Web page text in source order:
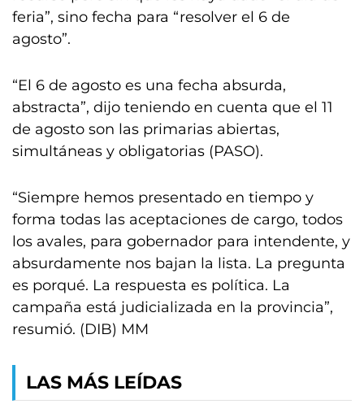
feria”, sino fecha para “resolver el 6 de
agosto”.
“El 6 de agosto es una fecha absurda,
abstracta”, dijo teniendo en cuenta que el 11
de agosto son las primarias abiertas,
simultáneas y obligatorias (PASO).
“Siempre hemos presentado en tiempo y
forma todas las aceptaciones de cargo, todos
los avales, para gobernador para intendente, y
absurdamente nos bajan la lista. La pregunta
es porqué. La respuesta es política. La
campaña está judicializada en la provincia”,
resumió. (DIB) MM
LAS MÁS LEÍDAS